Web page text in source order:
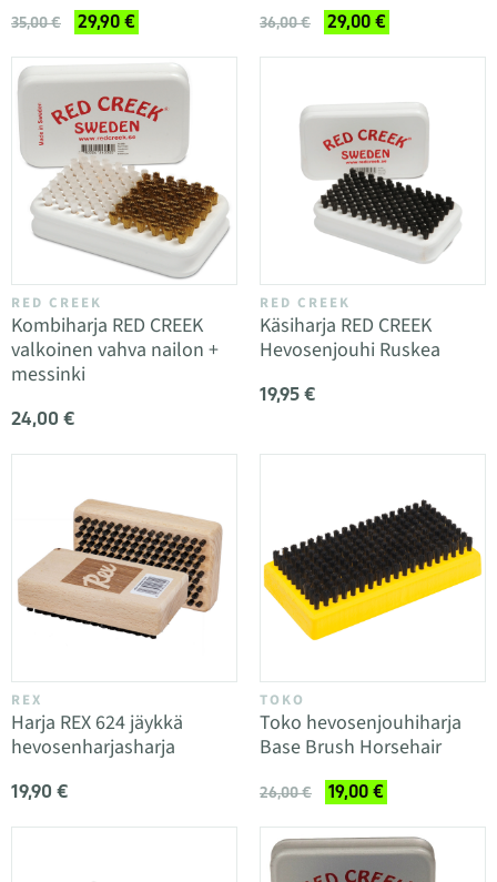
35,00 € 29,90 € 36,00 € 29,00 €
RED CREEK
Kombiharja RED CREEK
valkoinen vahva nailon +
messinki
24,00 €
RED CREEK
Käsiharja RED CREEK
Hevosenjouhi Ruskea
19,95 €
REX
Harja REX 624 jäykkä
hevosenharjasharja
19,90 €
TOKO
Toko hevosenjouhiharja
Base Brush Horsehair
26,00 € 19,00 €